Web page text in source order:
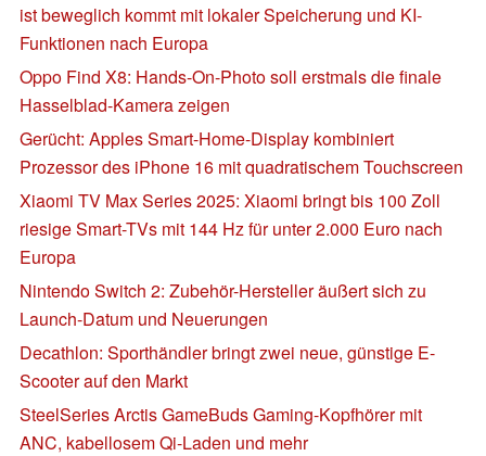
ist beweglich kommt mit lokaler Speicherung und KI-
Funktionen nach Europa
Oppo Find X8: Hands-On-Photo soll erstmals die finale
Hasselblad-Kamera zeigen
Gerücht: Apples Smart-Home-Display kombiniert
Prozessor des iPhone 16 mit quadratischem Touchscreen
Xiaomi TV Max Series 2025: Xiaomi bringt bis 100 Zoll
riesige Smart-TVs mit 144 Hz für unter 2.000 Euro nach
Europa
Nintendo Switch 2: Zubehör-Hersteller äußert sich zu
Launch-Datum und Neuerungen
Decathlon: Sporthändler bringt zwei neue, günstige E-
Scooter auf den Markt
SteelSeries Arctis GameBuds Gaming-Kopfhörer mit
ANC, kabellosem Qi-Laden und mehr